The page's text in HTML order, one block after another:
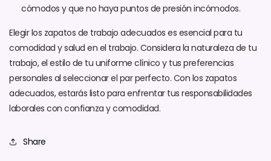
cómodos y que no haya puntos de presión incómodos.
Elegir los zapatos de trabajo adecuados es esencial para tu
comodidad y salud en el trabajo. Considera la naturaleza de tu
trabajo, el estilo de tu uniforme clínico y tus preferencias
personales al seleccionar el par perfecto. Con los zapatos
adecuados, estarás listo para enfrentar tus responsabilidades
laborales con confianza y comodidad.
Share